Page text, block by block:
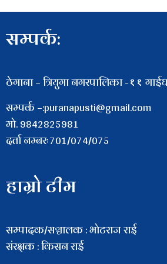
सम्पर्क:
ठेगाना – त्रियुगा नगरपालिका -११
सम्पर्क –:puranapusti@gmail.com
माे. 9842825981
दर्ता नम्बरः701/074/075
हाम्रो टीम
सम्पादक/सञ्चालक : भाेटराज राई
संरक्षक : किसन राई